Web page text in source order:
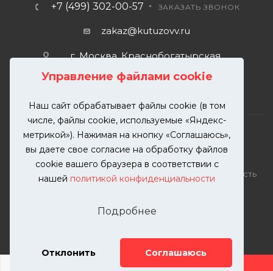
Управление файлами cookie
Наш сайт обрабатывает файлы cookie (в том
числе, файлы cookie, используемые «Яндекс-
метрикой»). Нажимая на кнопку «Соглашаюсь»,
вы даете свое согласие на обработку файлов
cookie вашего браузера в соответствии с
нашей политикой конфиденциальности
Подробнее
Отклонить Соглашаюсь
ДОБАВИТЬ УСЛУГУ
+7 (499) 302-00-57 ЗАКАЗАТЬ ЗВОНОК
zakaz@kutuzovv.ru
г. Москва, Краснобогатырская
2026 © KUTUZOVV | Кузовной ремонт и покраска
автомобилей. Вся информация на сайте – собственность
разрешения запрещена. Все права защищены.
Телефон: 8(499)-302-00-57